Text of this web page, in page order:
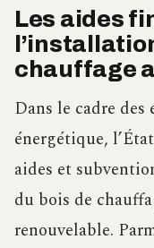
Les aides
chauffage
Dans le cadre
énergétique,
aides et
du bois de
renouvelable.